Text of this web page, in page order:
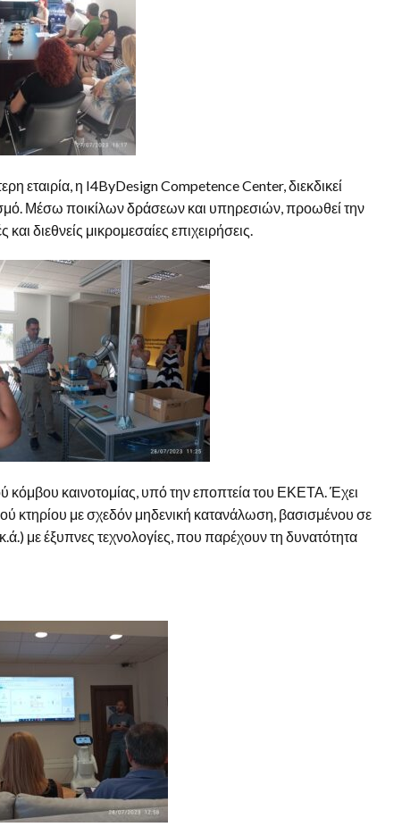
εταιρία, η I4ByDesign Competence Center, διεκδικεί
Μέσω ποικίλων δράσεων και υπηρεσιών, προωθεί την
διεθνείς μικρομεσαίες επιχειρήσεις.
κόμβου καινοτομίας, υπό την εποπτεία του ΕΚΕΤΑ. Έχει
κτηρίου με σχεδόν μηδενική κατανάλωση, βασισμένου σε
με έξυπνες τεχνολογίες, που παρέχουν τη δυνατότητα